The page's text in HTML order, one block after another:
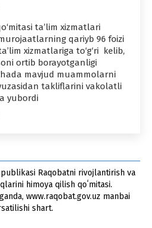
ta’lim xizmatlari
qariyb 96 foizi
xizmatlariga to‘g‘ri kelib,
ortib borayotganligi
mavjud muammolarni
takliflarini vakolatli
yubordi
Raqobatni rivojlantirish va
himoya qilish qoʻmitasi.
www.raqobat.gov.uz manbai
shart.